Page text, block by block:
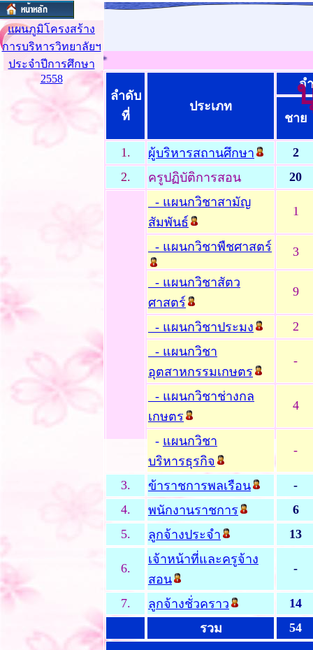
แผนภูมิโครงสร้าง
การบริหารวิทยาลัยฯ
ประจำปีการศึกษา
2558
ลำดับ
ที่
ประเภท
จ
ชาย
1. ผู้บริหารสถานศึกษา
2
2.
ครูปฏิบัติการสอน
20
- แผนกวิชาสามัญ
สัมพันธ์
1
- แผนกวิชาพืชศาสตร์ 3
- แผนกวิชาสัตว
ศาสตร์
9
- แผนกวิชาประมง
2
- แผนกวิชา
อุตสาหกรรมเกษตร
-
- แผนกวิชาช่างกล
เกษตร
4
- แผนกวิชา
บริหารธุรกิจ
-
3. ข้าราชการพลเรือน
-
4.
พนักงานราชการ
6
5.
ลูกจ้างประจำ 13
6.
เจ้าหน้าที่และครูจ้าง
สอน
-
7. ลูกจ้างชั่วคราว
14
รวม
54